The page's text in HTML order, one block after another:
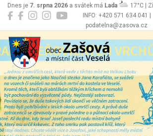
INFO: +420 571 634 041 |
podatelna@zasova.cz
Dnes je 7. srpna 2026 a svátek má Lada 17°C |
Zašová